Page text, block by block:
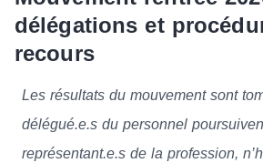
délégations et
recours
Les résultats du mouvement sont
délégué.e.s du personnel
représentant.e.s de la profession,